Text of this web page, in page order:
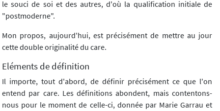
le souci de soi et des autres, d'où la qualification initiale de
"postmoderne".
Mon propos, aujourd'hui, est précisément de mettre au jour
cette double originalité du care.
Eléments de définition
Il importe, tout d'abord, de définir précisément ce que l'on
entend par care. Les définitions abondent, mais contentons-
nous pour le moment de celle-ci, donnée par Marie Garrau et